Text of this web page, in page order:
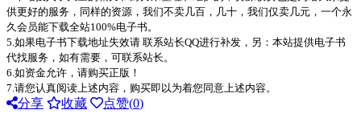
供更好的服务，同样的资源，我们不卖几百，几十，我们仅卖几元，一个永
久会员能下载全站100%电子书。
5.如果电子书下载地址失效请 联系站长QQ进行补发，另：本站提供电子书
代找服务，如有需要，可联系站长。
6.如资金允许，请购买正版！
7.请您认真阅读上述内容，购买即以为着您同意上述内容。
分享 收藏 点赞(0)